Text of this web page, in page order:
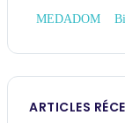
MEDADOM
ARTICLES